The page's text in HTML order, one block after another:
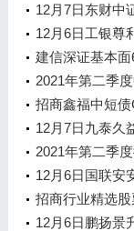
年第二季度基
12月7日东财中
年第三季度基
12月6日工银尊
月来表现如何？
建信深证基本
2021年第三季
2021年第二季
么重大买入？
招商鑫福中短
何？（12月7日
12月7日九泰久
现如何？
2021年第二季
入？该基金
12月6日国联安
月来收益0.93%
招商行业精选
三季度）
12月6日鹏扬景